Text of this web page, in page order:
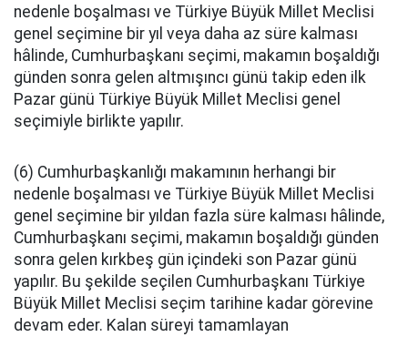
nedenle boşalması ve Türkiye Büyük Millet Meclisi
genel seçimine bir yıl veya daha az süre kalması
hâlinde, Cumhurbaşkanı seçimi, makamın boşaldığı
günden sonra gelen altmışıncı günü takip eden ilk
Pazar günü Türkiye Büyük Millet Meclisi genel
seçimiyle birlikte yapılır.
(6) Cumhurbaşkanlığı makamının herhangi bir
nedenle boşalması ve Türkiye Büyük Millet Meclisi
genel seçimine bir yıldan fazla süre kalması hâlinde,
Cumhurbaşkanı seçimi, makamın boşaldığı günden
sonra gelen kırkbeş gün içindeki son Pazar günü
yapılır. Bu şekilde seçilen Cumhurbaşkanı Türkiye
Büyük Millet Meclisi seçim tarihine kadar görevine
devam eder. Kalan süreyi tamamlayan